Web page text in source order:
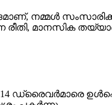
നമ്മൾ
മാനസിക
ഡ്രൈവർമാരെ